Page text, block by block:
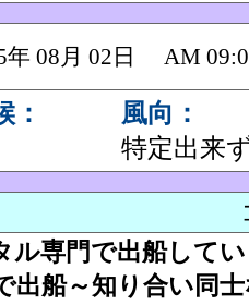
年 08月 02日 AM
：
風向：
特定出来
専門で出船して
出船～知り合い同